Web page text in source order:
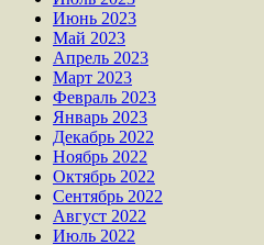
Июнь 2023
Май 2023
Апрель 2023
Март 2023
Февраль 2023
Январь 2023
Декабрь 2022
Ноябрь 2022
Октябрь 2022
Сентябрь 2022
Август 2022
Июль 2022